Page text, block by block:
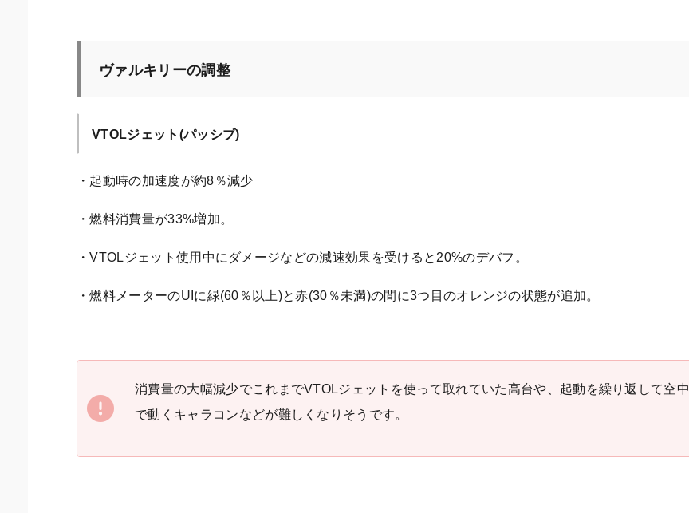
ヴァルキリーの調整
VTOLジェット(パッシブ)
・起動時の加速度が約8％減少
・燃料消費量が33%増加。
・VTOLジェット使用中にダメージなどの減速効果を受けると20%のデバフ。
・燃料メーターのUIに緑(60％以上)と赤(30％未満)の間に3つ目のオレンジの状態が追加。
消費量の大幅減少でこれまでVTOLジェットを使って取れていた高台や、起動を繰り返して空中
で動くキャラコンなどが難しくなりそうです。